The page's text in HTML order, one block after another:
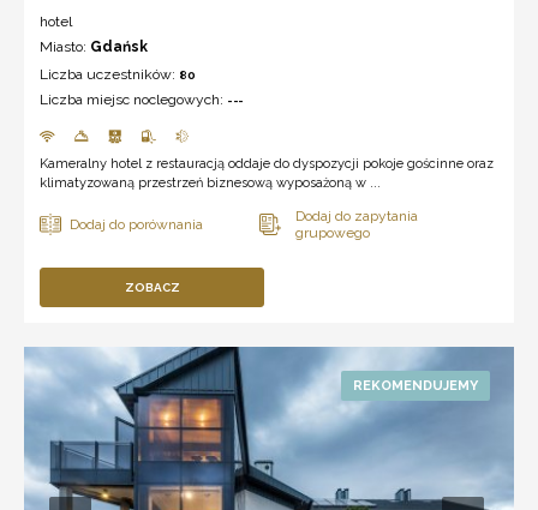
hotel
Miasto: Gdańsk
Liczba uczestników: 80
Liczba miejsc noclegowych: ---
Kameralny hotel z restauracją oddaje do dyspozycji pokoje gościnne oraz
klimatyzowaną przestrzeń biznesową wyposażoną w ...
ZOBACZ